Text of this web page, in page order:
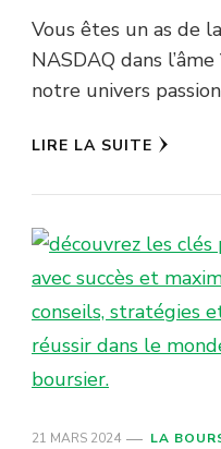
Vous êtes un as de
NASDAQ dans
notre univers
LIRE LA SUITE
21 MARS 2024 LA